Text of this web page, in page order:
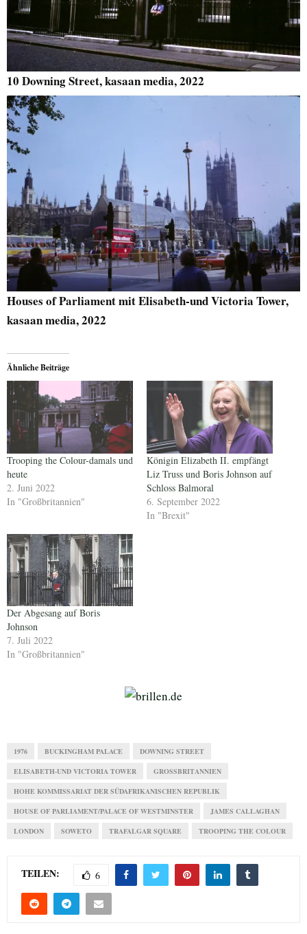
10 Downing Street, kasaan media, 2022
Houses of Parliament mit Elisabeth-und Victoria Tower,
kasaan media, 2022
Ähnliche Beiträge
Trooping the Colour-damals und
heute
2. Juni 2022
In "Großbritannien"
Königin Elizabeth II. empfängt
Liz Truss und Boris Johnson auf
Schloss Balmoral
6. September 2022
In "Brexit"
Der Abgesang auf Boris
Johnson
7. Juli 2022
In "Großbritannien"
1976 BUCKINGHAM PALACE DOWNING STREET
ELISABETH-UND VICTORIA TOWER GROSSBRITANNIEN
HOHE KOMMISSARIAT DER SÜDAFRIKANISCHEN REPUBLIK
HOUSE OF PARLIAMENT/PALACE OF WESTMINSTER JAMES CALLAGHAN
LONDON SOWETO TRAFALGAR SQUARE TROOPING THE COLOUR
TEILEN: 6